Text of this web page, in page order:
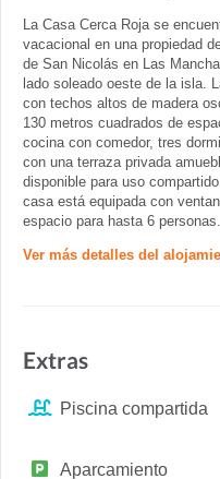
La Casa Cerca Roja se
vacacional en una propiedad
de San Nicolás en Las
lado soleado oeste de la isla.
con techos altos de madera
130 metros cuadrados de
cocina con comedor, tres
con una terraza privada
disponible para uso
casa está equipada con
espacio para hasta 6 personas.
Ver más detalles del
Extras
Piscina compartida
Aparcamiento